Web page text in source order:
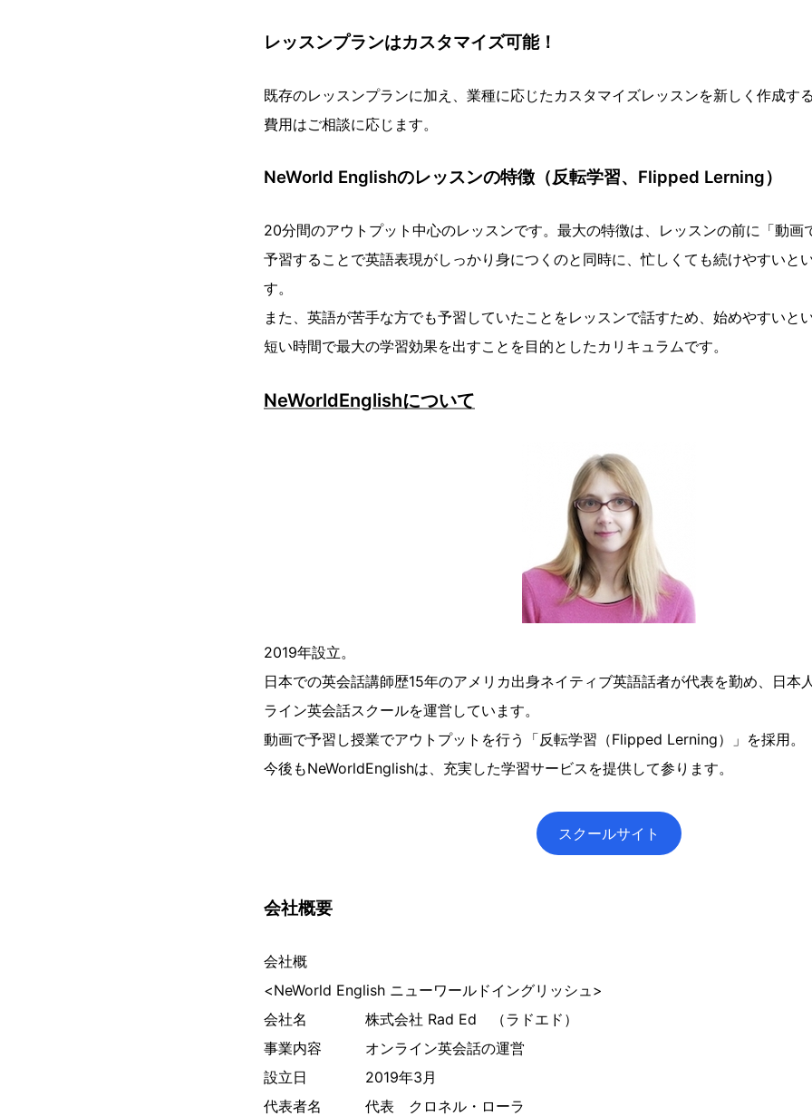
レッスンプランはカスタマイズ可能！
既存のレッスンプランに加え、業種に応じたカスタマイズレッスンを新しく作成す
費用はご相談に応じます。
NeWorld Englishのレッスンの特徴（反転学習、Flipped Lerning）
20分間のアウトプット中心のレッスンです。最大の特徴は、レッスンの前に「動画
予習することで英語表現がしっかり身につくのと同時に、忙しくても続けやすいと
す。
また、英語が苦手な方でも予習していたことをレッスンで話すため、始めやすいと
短い時間で最大の学習効果を出すことを目的としたカリキュラムです。
NeWorldEnglishについて
2019年設立。
日本での英会話講師歴15年のアメリカ出身ネイティブ英語話者が代表を勤め、日本
ライン英会話スクールを運営しています。
動画で予習し授業でアウトプットを行う「反転学習（Flipped Lerning）」を採用。
今後もNeWorldEnglishは、充実した学習サービスを提供して参ります。
スクールサイト
会社概要
会社概
<NeWorld English ニューワールドイングリッシュ>
会社名 株式会社 Rad Ed （ラドエド）
事業内容 オンライン英会話の運営
設立日 2019年3月
代表者名 代表 クロネル・ローラ